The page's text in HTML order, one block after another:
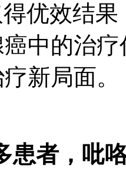
优效结果
中的治疗
新局面。
者，